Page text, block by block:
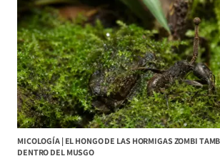
MICOLOGÍA | EL HONGO DE LAS HORMIGAS ZOMBI
DENTRO DEL MUSGO